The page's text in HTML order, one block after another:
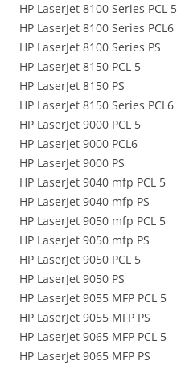
HP LaserJet 8100 Series PCL 5
HP LaserJet 8100 Series PCL6
HP LaserJet 8100 Series PS
HP LaserJet 8150 PCL 5
HP LaserJet 8150 PS
HP LaserJet 8150 Series PCL6
HP LaserJet 9000 PCL 5
HP LaserJet 9000 PCL6
HP LaserJet 9000 PS
HP LaserJet 9040 mfp PCL 5
HP LaserJet 9040 mfp PS
HP LaserJet 9050 mfp PCL 5
HP LaserJet 9050 mfp PS
HP LaserJet 9050 PCL 5
HP LaserJet 9050 PS
HP LaserJet 9055 MFP PCL 5
HP LaserJet 9055 MFP PS
HP LaserJet 9065 MFP PCL 5
HP LaserJet 9065 MFP PS